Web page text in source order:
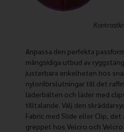
Anpassa den perfekta
mångsidiga utbud av
justerbara enkelheten hos
nylonförslutningar till det
läderbälten och läder med
tilltalande. Välj den
Fabric med Slide eller Clip, det
greppet hos Velcro och